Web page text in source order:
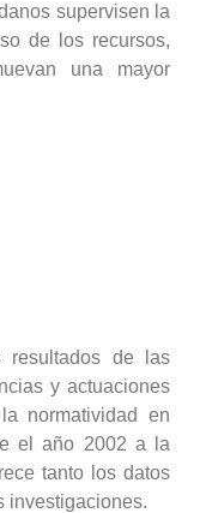
supervisen la
de los recursos,
una mayor
resultados de las
y actuaciones
normatividad en
el año 2002 a la
tanto los datos
investigaciones.